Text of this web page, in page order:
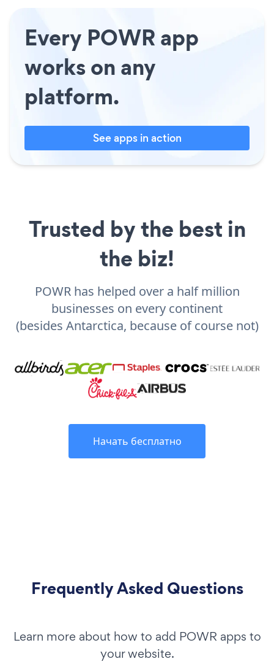
Every POWR app
works on any
platform.
See apps in action
Trusted by the best in
the biz!
POWR has helped over a half million
businesses on every continent
(besides Antarctica, because of course not)
Начать бесплатно
Frequently Asked Questions
Learn more about how to add POWR apps to
your website.